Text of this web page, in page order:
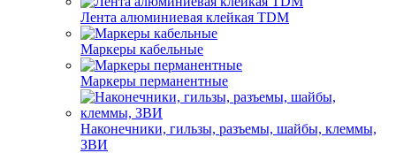
Лента алюминиевая клейкая TDM
Маркеры кабельные
Маркеры перманентные
Наконечники, гильзы, разъемы, шайбы, клеммы,
ЗВИ